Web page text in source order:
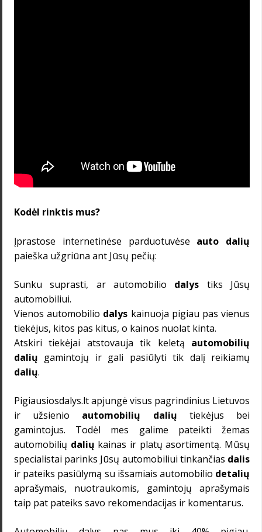
Kodėl rinktis mus?
Įprastose internetinėse parduotuvėse auto dalių
paieška užgriūna ant Jūsų pečių:
Sunku suprasti, ar automobilio dalys tiks Jūsų
automobiliui.
Vienosautomobilio dalys kainuoja pigiau pas vienus
tiekėjus, kitos pas kitus, o kainos nuolat kinta.
Atskiri tiekėjai atstovauja tik keletą automobilių
dalių gamintojų ir gali pasiūlyti tik dalį reikiamų
dalių.
Pigiausiosdalys.lt apjungė visus pagrindinius Lietuvos
ir užsienio automobilių dalių tiekėjus bei
gamintojus. Todėl mes galime pateikti žemas
automobilių dalių kainas ir platų asortimentą. Mūsų
specialistai parinks Jūsų automobiliui tinkančias dalis
ir pateiks pasiūlymą su išsamiais automobilio detalių
aprašymais, nuotraukomis, gamintojų aprašymais
taip pat pateiks savo rekomendacijas ir komentarus.